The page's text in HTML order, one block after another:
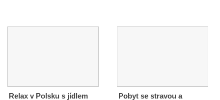
Relax v Polsku s jídlem
Pobyt se stravou a